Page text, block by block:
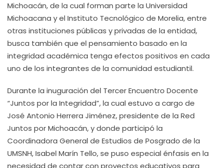
Michoacán, de la cual forman parte la Universidad
Michoacana y el Instituto Tecnológico de Morelia, entre
otras instituciones públicas y privadas de la entidad,
busca también que el pensamiento basado en la
integridad académica tenga efectos positivos en cada
uno de los integrantes de la comunidad estudiantil.
Durante la inuguración del Tercer Encuentro Docente
“Juntos por la Integridad”, la cual estuvo a cargo de
José Antonio Herrera Jiménez, presidente de la Red
Juntos por Michoacán, y donde participó la
Coordinadora General de Estudios de Posgrado de la
UMSNH, Isabel Marín Tello, se puso especial énfasis en la
necesidad de contar con proyectos educativos para